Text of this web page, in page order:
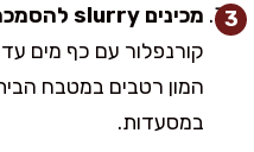
מכינים slurry להסמכה:
קורנפלור עם כף מים
המון רטבים במטבח
במסעדות.